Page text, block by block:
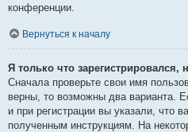
конференции.
Вернуться к началу
Я только что зарегистрировался,
Сначала проверьте свои имя
верны, то возможны два варианта.
и при регистрации вы указали, что
полученным инструкциям. На